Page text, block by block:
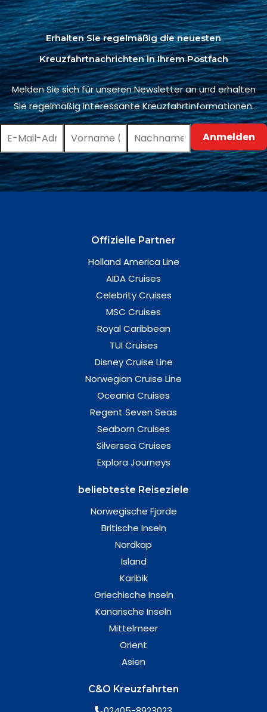
Erhalten Sie regelmäßig die neuesten
Kreuzfahrtnachrichten in Ihrem Postfach
Melden Sie sich für unseren Newsletter an und erhalten
Sie regelmäßig interessante Kreuzfahrtinformationen.
Offizielle Partner
Holland America Line
AIDA Cruises
Celebrity Cruises
MSC Cruises
Royal Caribbean
TUI Cruises
Disney Cruise Line
Norwegian Cruise Line
Oceania Cruises
Regent Seven Seas
Seaborn Cruises
Silversea Cruises
Explora Journeys
beliebteste Reiseziele
Norwegische Fjorde
Britische Inseln
Nordkap
Island
Karibik
Griechische Inseln
Kanarische Inseln
Mittelmeer
Orient
Asien
C&O Kreuzfahrten